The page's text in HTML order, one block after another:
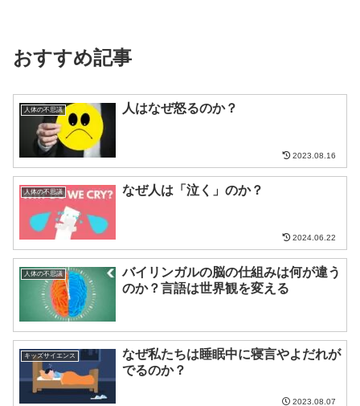
おすすめ記事
人体の不思議 人はなぜ怒るのか？
2023.08.16
人体の不思議 なぜ人は「泣く」のか？
2024.06.22
人体の不思議
バイリンガルの脳の仕組みは何が違う
のか？言語は世界観を変える
キッズサイエンス
なぜ私たちは睡眠中に寝言やよだれが
でるのか？
2023.08.07